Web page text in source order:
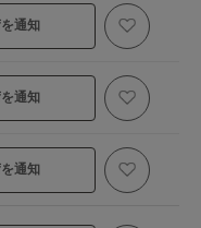
通知
通知
通知